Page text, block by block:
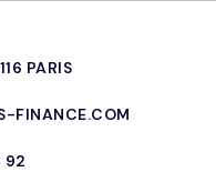
PARIS
FINANCE.COM
92